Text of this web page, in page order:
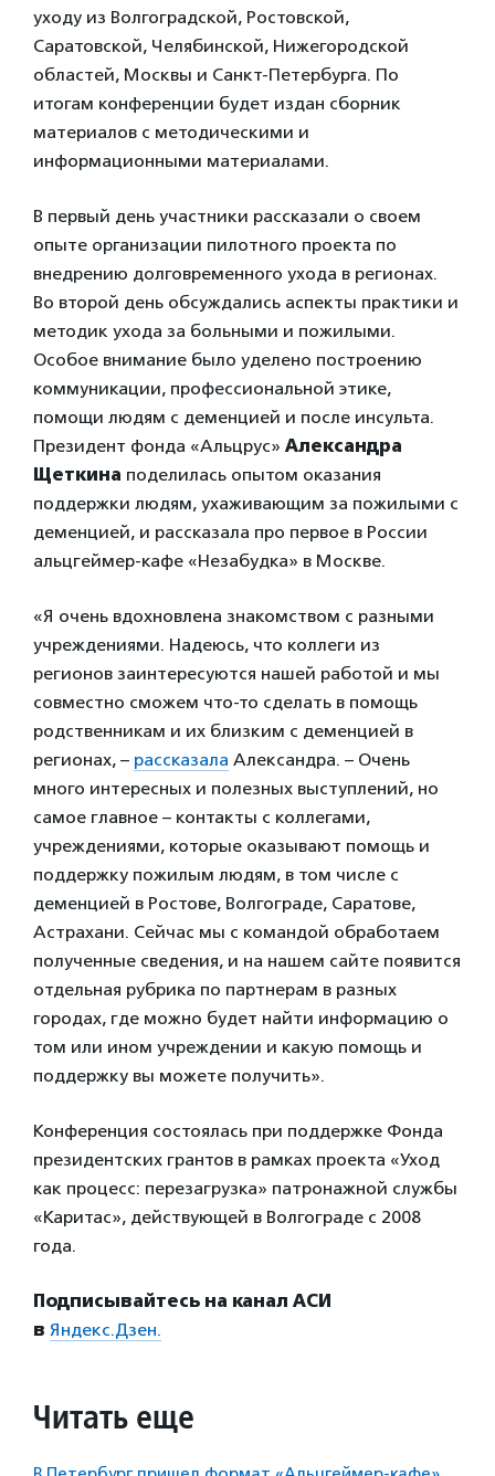
уходу из Волгоградской, Ростовской,
Саратовской, Челябинской, Нижегородской
областей, Москвы и Санкт-Петербурга. По
итогам конференции будет издан сборник
материалов с методическими и
информационными материалами.
В первый день участники рассказали о своем
опыте организации пилотного проекта по
внедрению долговременного ухода в регионах.
Во второй день обсуждались аспекты практики и
методик ухода за больными и пожилыми.
Особое внимание было уделено построению
коммуникации, профессиональной этике,
помощи людям с деменцией и после инсульта.
Президент фонда «Альцрус» Александра
Щеткина поделилась опытом оказания
поддержки людям, ухаживающим за пожилыми с
деменцией, и рассказала про первое в России
альцгеймер-кафе «Незабудка» в Москве.
«Я очень вдохновлена знакомством с разными
учреждениями. Надеюсь, что коллеги из
регионов заинтересуются нашей работой и мы
совместно сможем что-то сделать в помощь
родственникам и их близким с деменцией в
регионах, – рассказала Александра. – Очень
много интересных и полезных выступлений, но
самое главное – контакты с коллегами,
учреждениями, которые оказывают помощь и
поддержку пожилым людям, в том числе с
деменцией в Ростове, Волгограде, Саратове,
Астрахани. Сейчас мы с командой обработаем
полученные сведения, и на нашем сайте появится
отдельная рубрика по партнерам в разных
городах, где можно будет найти информацию о
том или ином учреждении и какую помощь и
поддержку вы можете получить».
Конференция состоялась при поддержке Фонда
президентских грантов в рамках проекта «Уход
как процесс: перезагрузка» патронажной службы
«Каритас», действующей в Волгограде с 2008
года.
Подписывайтесь на канал АСИ
в Яндекс.Дзен.
Читать еще